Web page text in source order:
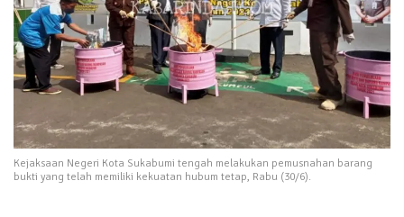
Kejaksaan Negeri Kota Sukabumi tengah melakukan pemusnahan barang
bukti yang telah memiliki kekuatan hubum tetap, Rabu (30/6).